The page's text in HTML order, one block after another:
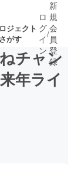
ジェクト
がす
ロ
グ
イ
ン
/
新
規
会
員
登
録
チャン
年ライ